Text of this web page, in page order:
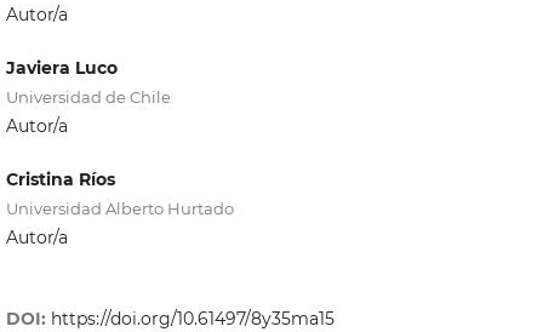
Autor/a
Javiera Luco
Universidad de Chile
Autor/a
Cristina Ríos
Universidad Alberto Hurtado
Autor/a
DOI: https://doi.org/10.61497/8y35ma15